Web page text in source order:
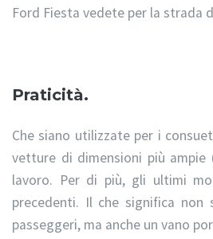
Ford Fiesta vedete per la strada
Praticità.
Che siano utilizzate per i
vetture di dimensioni più
lavoro. Per di più, gli ultimi
precedenti. Il che significa
passeggeri, ma anche un vano